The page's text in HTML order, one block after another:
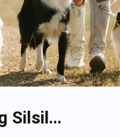
Silsil...